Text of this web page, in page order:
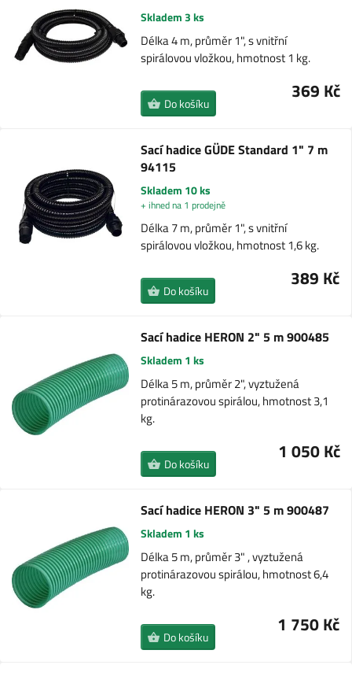
Skladem 3 ks
Délka 4 m, průměr 1", s vnitřní
spirálovou vložkou, hmotnost 1 kg.
369 Kč
Do košíku
Sací hadice GÜDE Standard 1" 7 m
94115
Skladem 10 ks
+ ihned na 1 prodejně
Délka 7 m, průměr 1", s vnitřní
spirálovou vložkou, hmotnost 1,6 kg.
389 Kč
Do košíku
Sací hadice HERON 2" 5 m 900485
Skladem 1 ks
Délka 5 m, průměr 2", vyztužená
protinárazovou spirálou, hmotnost 3,1
kg.
1 050 Kč
Do košíku
Sací hadice HERON 3" 5 m 900487
Skladem 1 ks
Délka 5 m, průměr 3" , vyztužená
protinárazovou spirálou, hmotnost 6,4
kg.
1 750 Kč
Do košíku